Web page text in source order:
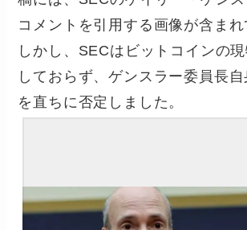
コメントを引用する画像が含まれ
しかし、SECはビットコインの
しておらず、ゲンスラー委員長
を直ちに否定しました。